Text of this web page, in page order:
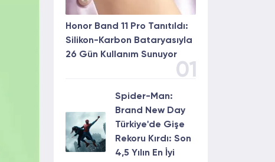
Honor Band 11 Pro Tanıtıldı:
Silikon-Karbon Bataryasıyla
26 Gün Kullanım Sunuyor
01
Spider-Man:
Brand New Day
Türkiye'de Gişe
Rekoru Kırdı: Son
4,5 Yılın En İyi